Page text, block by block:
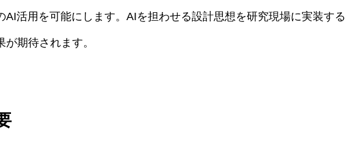
AI活用を可能にします。AIを担わせる設計思想を研究現場に実装する
期待されます。